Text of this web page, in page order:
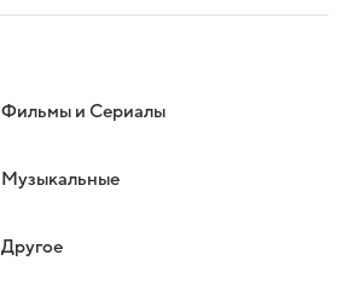
Фильмы и Сериалы
Музыкальные
Другое